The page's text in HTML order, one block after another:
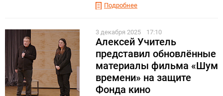
Подробнее
3 декабря 2025 17:10
Алексей Учитель
представил обновлённые
материалы фильма «Шум
времени» на защите
Фонда кино